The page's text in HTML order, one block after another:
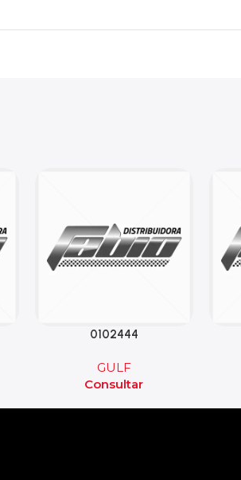
0102444
GULF
Consultar